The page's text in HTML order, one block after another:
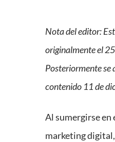
Nota del editor:
originalmente el
Posteriormente se
contenido 11 de
Al sumergirse en
marketing